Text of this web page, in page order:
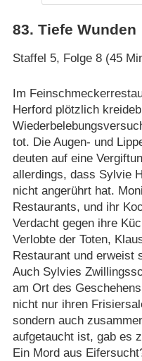
83. Tiefe Wunden
Staffel 5, Folge 8 (45
Im
Herford plötzlich
tot. Die Augen- und
deuten auf eine
allerdings, dass Sylvie
nicht angerührt hat.
Restaurants, und ihr
Verdacht gegen ihre
Verlobte der Toten,
Restaurant und erweist
Auch Sylvies
am Ort des
nicht nur ihren
sondern auch
aufgetaucht ist, gab es
Ein Mord aus